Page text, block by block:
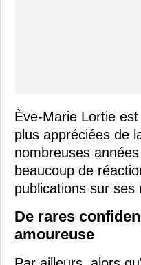
Ève-Marie Lortie
plus appréciées de
nombreuses
beaucoup de
publications sur ses
De rares
amoureuse